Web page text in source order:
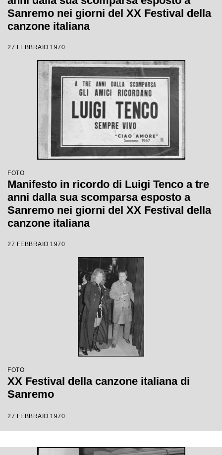
Sanremo nei giorni del XX Festival della
canzone italiana
27 FEBBRAIO 1970
FOTO
Manifesto in ricordo di Luigi Tenco a tre
anni dalla sua scomparsa esposto a
Sanremo nei giorni del XX Festival della
canzone italiana
27 FEBBRAIO 1970
FOTO
XX Festival della canzone italiana di
Sanremo
27 FEBBRAIO 1970